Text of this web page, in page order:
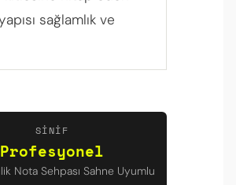
sağlamlık ve
SINIF
Profesyonel
Nota Sehpası Sahne Uyumlu